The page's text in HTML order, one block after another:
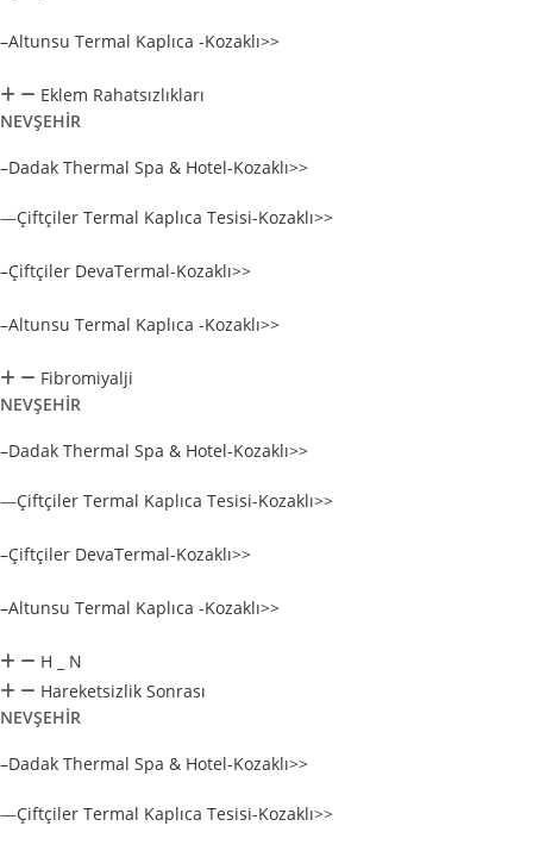
–Altunsu Termal Kaplıca -Kozaklı>>
Eklem Rahatsızlıkları
NEVŞEHİR
–Dadak Thermal Spa & Hotel-Kozaklı>>
—Çiftçiler Termal Kaplıca Tesisi-Kozaklı>>
–Çiftçiler DevaTermal-Kozaklı>>
–Altunsu Termal Kaplıca -Kozaklı>>
Fibromiyalji
NEVŞEHİR
–Dadak Thermal Spa & Hotel-Kozaklı>>
—Çiftçiler Termal Kaplıca Tesisi-Kozaklı>>
–Çiftçiler DevaTermal-Kozaklı>>
–Altunsu Termal Kaplıca -Kozaklı>>
H _ N
Hareketsizlik Sonrası
NEVŞEHİR
–Dadak Thermal Spa & Hotel-Kozaklı>>
—Çiftçiler Termal Kaplıca Tesisi-Kozaklı>>